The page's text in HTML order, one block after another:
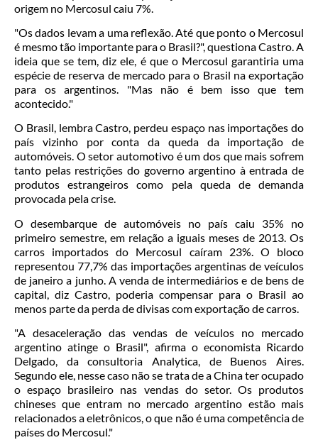
origem no Mercosul caiu 7%.
"Os dados levam a uma reflexão. Até que ponto o Mercosul
é mesmo tão importante para o Brasil?", questiona Castro. A
ideia que se tem, diz ele, é que o Mercosul garantiria uma
espécie de reserva de mercado para o Brasil na exportação
para os argentinos. "Mas não é bem isso que tem
acontecido."
O Brasil, lembra Castro, perdeu espaço nas importações do
país vizinho por conta da queda da importação de
automóveis. O setor automotivo é um dos que mais sofrem
tanto pelas restrições do governo argentino à entrada de
produtos estrangeiros como pela queda de demanda
provocada pela crise.
O desembarque de automóveis no país caiu 35% no
primeiro semestre, em relação a iguais meses de 2013. Os
carros importados do Mercosul caíram 23%. O bloco
representou 77,7% das importações argentinas de veículos
de janeiro a junho. A venda de intermediários e de bens de
capital, diz Castro, poderia compensar para o Brasil ao
menos parte da perda de divisas com exportação de carros.
"A desaceleração das vendas de veículos no mercado
argentino atinge o Brasil", afirma o economista Ricardo
Delgado, da consultoria Analytica, de Buenos Aires.
Segundo ele, nesse caso não se trata de a China ter ocupado
o espaço brasileiro nas vendas do setor. Os produtos
chineses que entram no mercado argentino estão mais
relacionados a eletrônicos, o que não é uma competência de
países do Mercosul."